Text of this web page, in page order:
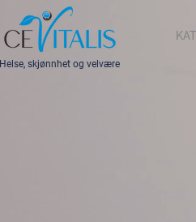
Helse, skjønnhet og velvære